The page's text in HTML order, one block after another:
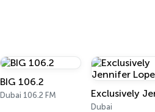
BIG 106.2
Dubai 106.2 FM
Dubai